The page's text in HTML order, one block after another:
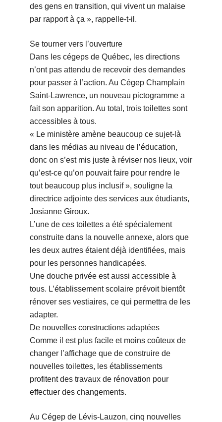
des gens en transition, qui vivent un malaise
par rapport à ça », rappelle-t-il.
Se tourner vers l’ouverture
Dans les cégeps de Québec, les directions
n’ont pas attendu de recevoir des demandes
pour passer à l’action. Au Cégep Champlain
Saint-Lawrence, un nouveau pictogramme a
fait son apparition. Au total, trois toilettes sont
accessibles à tous.
« Le ministère amène beaucoup ce sujet-là
dans les médias au niveau de l’éducation,
donc on s’est mis juste à réviser nos lieux, voir
qu’est-ce qu’on pouvait faire pour rendre le
tout beaucoup plus inclusif », souligne la
directrice adjointe des services aux étudiants,
Josianne Giroux.
L’une de ces toilettes a été spécialement
construite dans la nouvelle annexe, alors que
les deux autres étaient déjà identifiées, mais
pour les personnes handicapées.
Une douche privée est aussi accessible à
tous. L’établissement scolaire prévoit bientôt
rénover ses vestiaires, ce qui permettra de les
adapter.
De nouvelles constructions adaptées
Comme il est plus facile et moins coûteux de
changer l’affichage que de construire de
nouvelles toilettes, les établissements
profitent des travaux de rénovation pour
effectuer des changements.
Au Cégep de Lévis-Lauzon, cinq nouvelles